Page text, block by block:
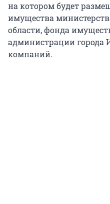
на котором будет
имущества
области, фонда
администрации города
компаний.